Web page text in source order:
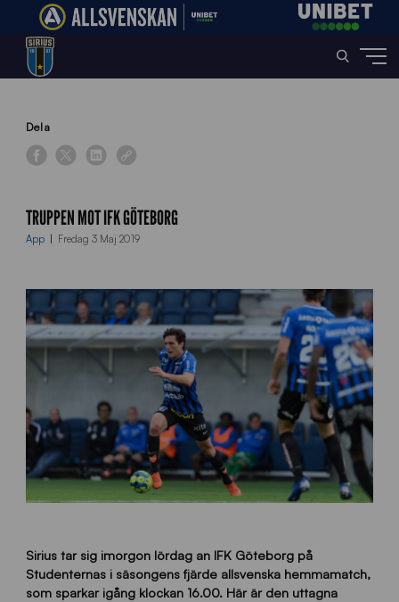
Home»
Dela
TRUPPEN MOT IFK GÖTEBORG
App Fredag 3 Maj 2019
Sirius tar sig imorgon lördag an IFK Göteborg på
Studenternas i säsongens fjärde allsvenska hemmamatch,
som sparkar igång klockan 16.00. Här är den uttagna